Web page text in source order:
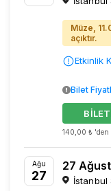
Müze,
açıktır.
Etkinlik
140,00 ₺
Bilet
Ağu
27
27
İstanbul